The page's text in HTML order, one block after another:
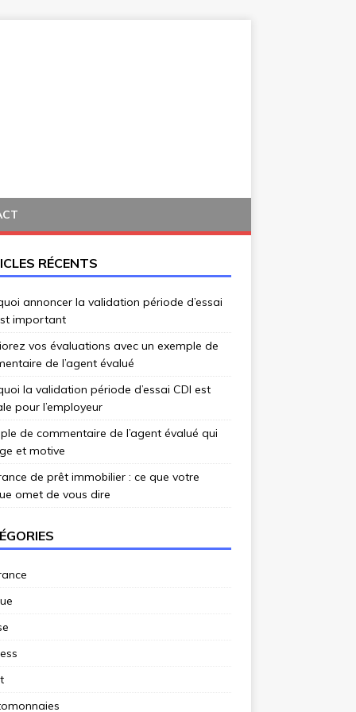
RÉCENTS
annoncer la validation période d’essai
important
vos évaluations avec un exemple de
de l’agent évalué
la validation période d’essai CDI est
pour l’employeur
de commentaire de l’agent évalué qui
et motive
de prêt immobilier : ce que votre
omet de vous dire